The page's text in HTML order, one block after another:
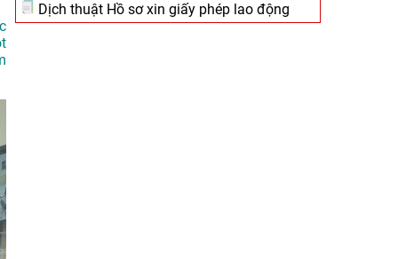
Dịch thuật Hồ sơ xin giấy phép lao động